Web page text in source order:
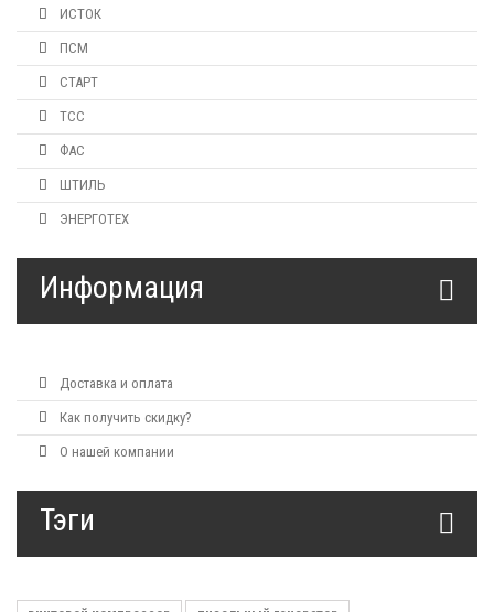
ИСТОК
ПСМ
СТАРТ
ТСС
ФАС
ШТИЛЬ
ЭНЕРГОТЕХ
Информация
Доставка и оплата
Как получить скидку?
О нашей компании
Тэги